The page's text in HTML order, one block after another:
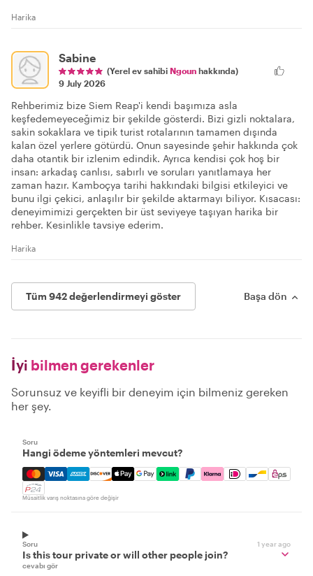
Harika
Sabine
(Yerel ev sahibi Ngoun hakkında)
9 July 2026
Rehberimiz bize Siem Reap'i kendi başımıza asla
keşfedemeyeceğimiz bir şekilde gösterdi. Bizi gizli noktalara,
sakin sokaklara ve tipik turist rotalarının tamamen dışında
kalan özel yerlere götürdü. Onun sayesinde şehir hakkında çok
daha otantik bir izlenim edindik. Ayrıca kendisi çok hoş bir
insan: arkadaş canlısı, sabırlı ve soruları yanıtlamaya her
zaman hazır. Kamboçya tarihi hakkındaki bilgisi etkileyici ve
bunu ilgi çekici, anlaşılır bir şekilde aktarmayı biliyor. Kısacası:
deneyimimizi gerçekten bir üst seviyeye taşıyan harika bir
rehber. Kesinlikle tavsiye ederim.
Harika
Tüm 942 değerlendirmeyi göster Başa dön
İyi bilmen gerekenler
Sorunsuz ve keyifli bir deneyim için bilmeniz gereken
her şey.
Soru
Hangi ödeme yöntemleri mevcut?
Mastercard, Visa, Amex, Discover, Apple Pay, Google
Müsaitlik varış noktasına göre değişir
Soru 1 year ago
Is this tour private or will other people join?
cevabı gör